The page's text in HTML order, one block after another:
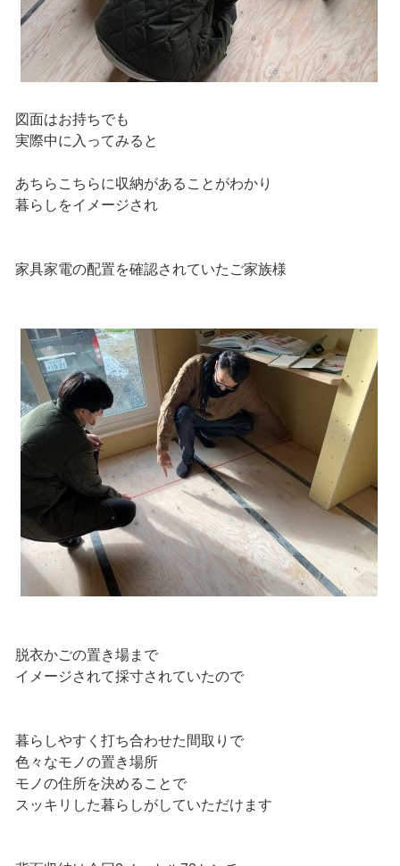
図面はお持ちでも
実際中に入ってみると
あちらこちらに収納があることがわかり
暮らしをイメージされ
家具家電の配置を確認されていたご家族様
脱衣かごの置き場まで
イメージされて採寸されていたので
暮らしやすく打ち合わせた間取りで
色々なモノの置き場所
モノの住所を決めることで
スッキリした暮らしがしていただけます